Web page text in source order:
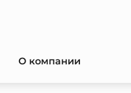
О компании